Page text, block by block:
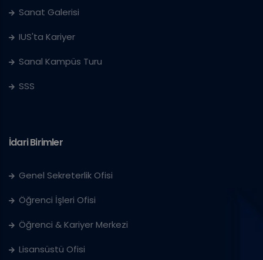
Sanat Galerisi
IUS'ta Kariyer
Sanal Kampüs Turu
SSS
İdari Birimler
Genel Sekreterlik Ofisi
Öğrenci İşleri Ofisi
Öğrenci & Kariyer Merkezi
Lisansüstü Ofisi